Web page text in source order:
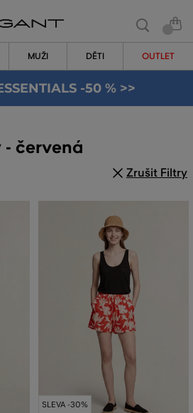
MUŽI DĚTI OUTLET
-50 % >>
- červená
Zrušit Filtry
SLEVA -30%